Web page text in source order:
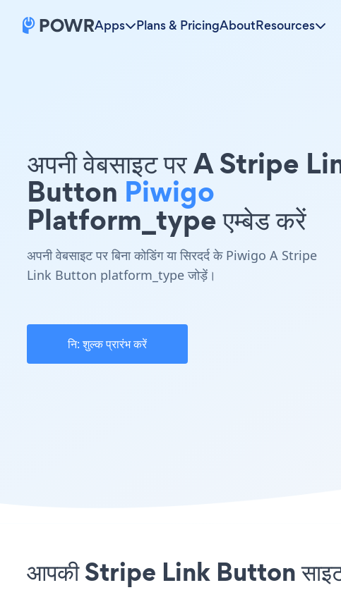
Apps Plans & PricingAboutResources
अपनी वेबसाइट पर A Stripe
Button Piwigo
Platform_type एम्बेड करें
अपनी वेबसाइट पर बिना कोडिंग या सिरदर्द के Piwigo A Stripe
Link Button platform_type जोड़ें।
नि: शुल्क प्रारंभ करें
आपकी Stripe Link Button साइट